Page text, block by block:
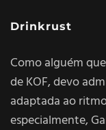
Drinkrust
Como alguém
de KOF, devo
adaptada ao
especialmente,